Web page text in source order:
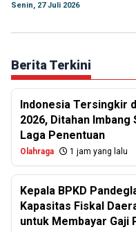
Senin, 27 Juli 2026
Berita Terkini
Indonesia Tersingkir
2026, Ditahan Imbang
Laga Penentuan
Olahraga 1 jam yang lalu
Kepala BPKD
Kapasitas Fiskal
untuk Membayar Gaji